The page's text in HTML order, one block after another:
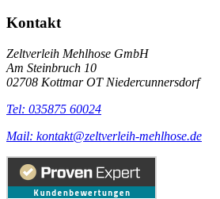
Kontakt
Zeltverleih Mehlhose GmbH
Am Steinbruch 10
02708 Kottmar OT Niedercunnersdorf
Tel: 035875 60024
Mail: kontakt@zeltverleih-mehlhose.de